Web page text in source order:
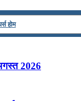
2026
होम
2026